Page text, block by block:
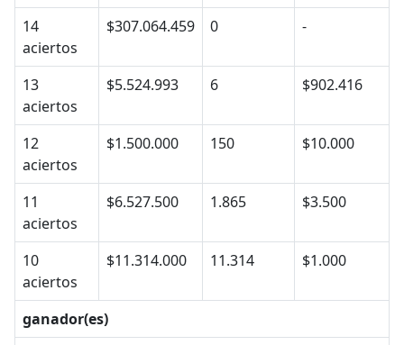
14
aciertos
$307.064.459 0 -
13
aciertos
$5.524.993 6 $902.416
12
aciertos
$1.500.000 150 $10.000
11
aciertos
$6.527.500 1.865 $3.500
10
aciertos
$11.314.000 11.314 $1.000
ganador(es)